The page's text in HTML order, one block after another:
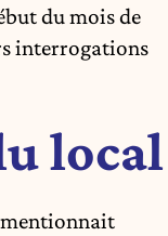
du mois de
interrogations
local
mentionnait